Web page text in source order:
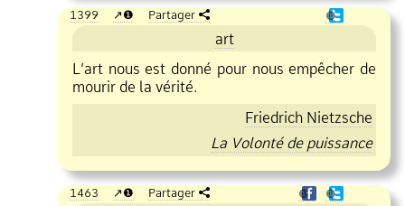
1399 ❶ Partager ❶
art
L’art nous est donné pour nous empêcher de
mourir de la vérité.
Friedrich Nietzsche
La Volonté de puissance
1463 ❶ Partager ❶ ❶